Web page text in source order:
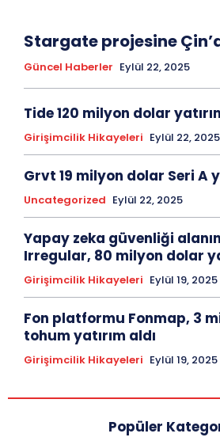
Stargate projesine
Güncel Haberler Eylül 22, 2025
Tide 120 milyon dolar
Girişimcilik Hikayeleri Eylül 22, 2025
Grvt 19 milyon dolar Seri A
Uncategorized Eylül 22, 2025
Yapay zeka güvenliği
Irregular, 80 milyon dolar
Girişimcilik Hikayeleri Eylül 19, 2025
Fon platformu Fonmap, 3
tohum yatırım aldı
Girişimcilik Hikayeleri Eylül 19, 2025
Popüler